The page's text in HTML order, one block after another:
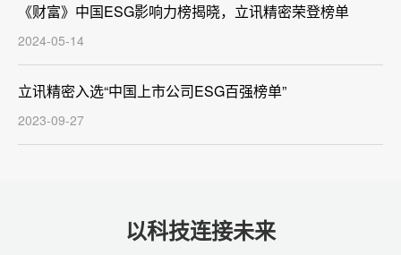
《财富》中国ESG影响力榜揭晓，立讯精密荣登榜单
2024-05-14
立讯精密入选“中国上市公司ESG百强榜单”
2023-09-27
以科技连接未来